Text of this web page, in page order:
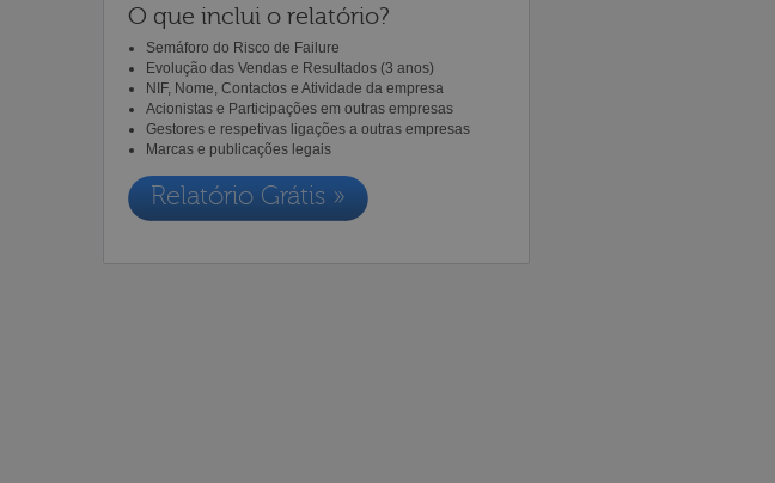
O que inclui o relatório?
Semáforo do Risco de Failure
Evolução das Vendas e Resultados (3 anos)
NIF, Nome, Contactos e Atividade da empresa
Acionistas e Participações em outras empresas
Gestores e respetivas ligações a outras empresas
Marcas e publicações legais
Relatório Grátis »